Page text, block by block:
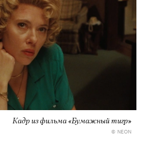
Кадр из фильма «Бумажный тигр»
© NEON